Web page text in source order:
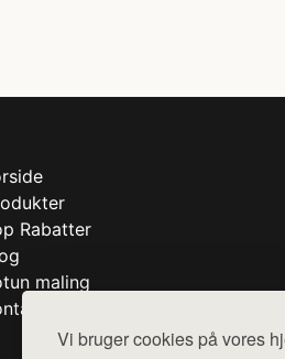
Vi bruger cookies på vores
Rabatter
maling